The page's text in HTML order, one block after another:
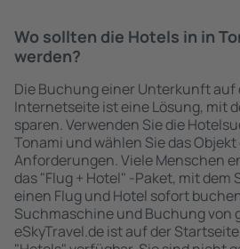
Wo sollten die Hotels in in
werden?
Die Buchung einer Unterkunft auf
Internetseite ist eine Lösung, mit
sparen. Verwenden Sie die
Tonami und wählen Sie das
Anforderungen. Viele Menschen
das "Flug + Hotel" -Paket, mit dem
einen Flug und Hotel sofort
Suchmaschine und Buchung von
eSkyTravel.de ist auf der